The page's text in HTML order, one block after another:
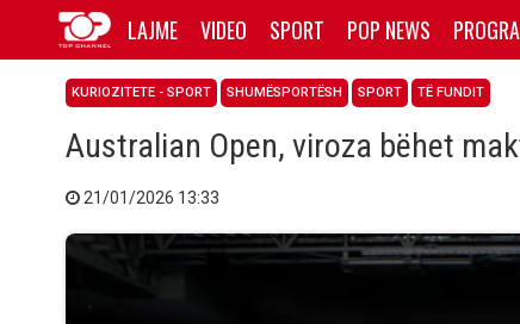
LAJME VIDEO SPORT POP NEWS
KURIOZITETE - SPORT SHUMËSPORTËSH SPORT TË FUNDIT
Australian Open, viroza bëhet
21/01/2026 13:33